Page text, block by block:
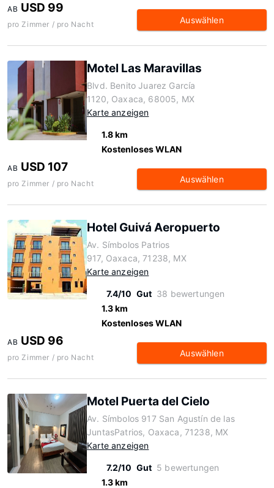
AB USD 99
pro Zimmer / pro Nacht Auswählen
Motel Las Maravillas
Blvd. Benito Juarez García
1120, Oaxaca, 68005, MX
Karte anzeigen
1.8 km
Kostenloses WLAN
AB USD 107
pro Zimmer / pro Nacht Auswählen
Hotel Guivá Aeropuerto
Av. Símbolos Patrios
917, Oaxaca, 71238, MX
Karte anzeigen
7.4/10 Gut 38 bewertungen
1.3 km
Kostenloses WLAN
AB USD 96
pro Zimmer / pro Nacht Auswählen
Motel Puerta del Cielo
Av. Símbolos 917 San Agustín de las
JuntasPatrios, Oaxaca, 71238, MX
Karte anzeigen
7.2/10 Gut 5 bewertungen
1.3 km